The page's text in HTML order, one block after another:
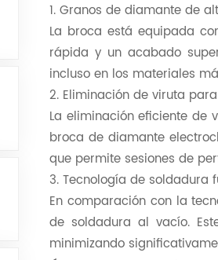
1. Granos de diamante de
La broca está equipada
rápida y un acabado
incluso en los materiales
2. Eliminación de viruta
La eliminación eficiente de
broca de diamante
que permite sesiones de
3. Tecnología de soldadura
En comparación con la
de soldadura al vacío.
minimizando